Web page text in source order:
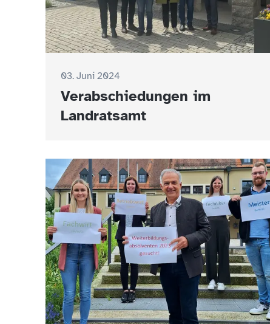
03. Juni 2024
Verabschiedungen im
Landratsamt